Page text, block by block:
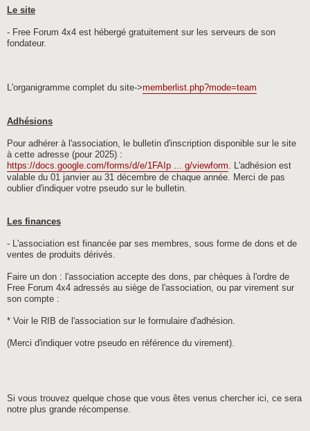
Le site
- Free Forum 4x4 est hébergé gratuitement sur les serveurs de son
fondateur.
L'organigramme complet du site->memberlist.php?mode=team
Adhésions
Pour adhérer à l'association, le bulletin d'inscription disponible sur le site
à cette adresse (pour 2025) :
https://docs.google.com/forms/d/e/1FAIp ... g/viewform. L'adhésion est
valable du 01 janvier au 31 décembre de chaque année. Merci de pas
oublier d'indiquer votre pseudo sur le bulletin.
Les finances
- L'association est financée par ses membres, sous forme de dons et de
ventes de produits dérivés.
Faire un don : l'association accepte des dons, par chèques à l'ordre de
Free Forum 4x4 adressés au siège de l'association, ou par virement sur
son compte :
* Voir le RIB de l'association sur le formulaire d'adhésion.
(Merci d'indiquer votre pseudo en référence du virement).
Si vous trouvez quelque chose que vous êtes venus chercher ici, ce sera
notre plus grande récompense.